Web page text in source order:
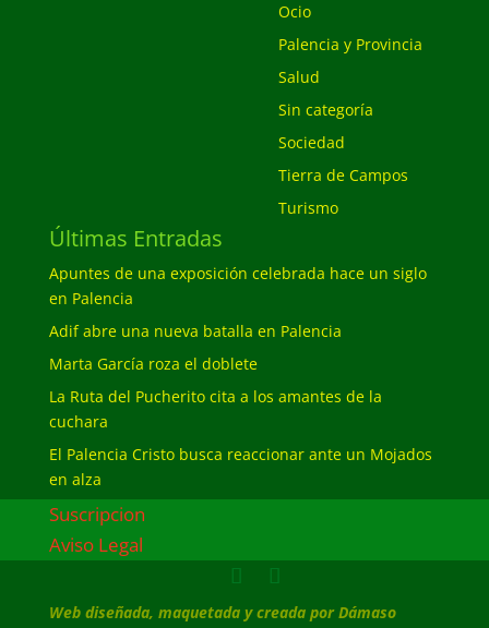
Ocio
Palencia y Provincia
Salud
Sin categoría
Sociedad
Tierra de Campos
Turismo
Últimas Entradas
Apuntes de una exposición celebrada hace un siglo
en Palencia
Adif abre una nueva batalla en Palencia
Marta García roza el doblete
La Ruta del Pucherito cita a los amantes de la
cuchara
El Palencia Cristo busca reaccionar ante un Mojados
en alza
Suscripcion
Aviso Legal
Web diseñada, maquetada y creada por Dámaso